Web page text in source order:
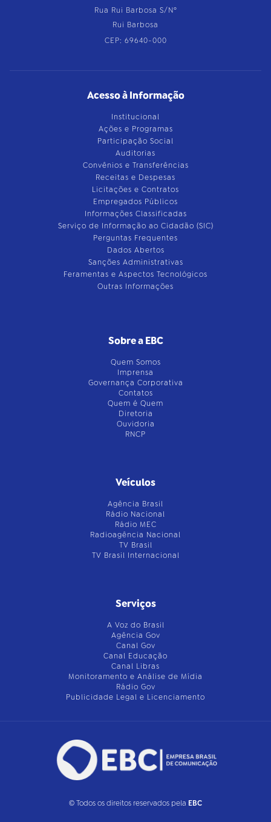
Rua Rui Barbosa S/Nº
Rui Barbosa
CEP: 69640-000
Acesso à Informação
Institucional
Ações e Programas
Participação Social
Auditorias
Convênios e Transferências
Receitas e Despesas
Licitações e Contratos
Empregados Públicos
Informações Classificadas
Serviço de Informação ao Cidadão (SIC)
Perguntas Frequentes
Dados Abertos
Sanções Administrativas
Feramentas e Aspectos Tecnológicos
Outras Informações
Sobre a EBC
Quem Somos
Imprensa
Governança Corporativa
Contatos
Quem é Quem
Diretoria
Ouvidoria
RNCP
Veículos
Agência Brasil
Rádio Nacional
Rádio MEC
Radioagência Nacional
TV Brasil
TV Brasil Internacional
Serviços
A Voz do Brasil
Agência Gov
Canal Gov
Canal Educação
Canal Libras
Monitoramento e Análise de Mídia
Rádio Gov
Publicidade Legal e Licenciamento
© Todos os direitos reservados pela EBC